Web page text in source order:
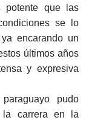
potente que las
se lo
encarando un
últimos años
y expresiva
pudo
la carrera en la